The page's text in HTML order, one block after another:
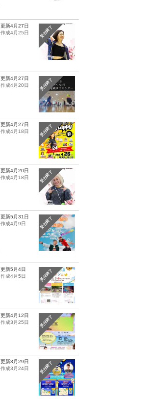
受付終了
更新4月27日
作成4月25日
受付終了
更新4月27日
作成4月20日
受付終了
更新4月27日
作成4月18日
受付終了
更新4月20日
作成4月18日
受付終了
更新5月31日
作成4月9日
受付終了
更新5月4日
作成4月5日
受付終了
更新4月12日
作成3月25日
受付終了
更新3月29日
作成3月24日